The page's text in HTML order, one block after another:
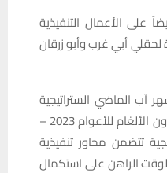
على الأعمال التنفيذية
لحقلي أبي غرب وأبو زرقان
آب الماضي الستراتيجية
الوطنية للأعمال المتعلقة بشؤون الألغام للأعوام 2023 –
تتضمن محاور تنفيذية
الراهن على استكمال